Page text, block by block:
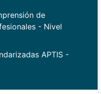
de
- Nivel
APTIS -